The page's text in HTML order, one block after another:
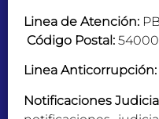
Linea de Atención:
Código Postal:
Linea Anticorrupción:
Notificaciones